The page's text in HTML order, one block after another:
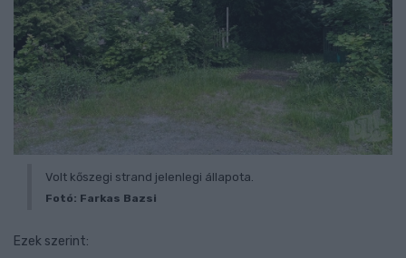
Volt kőszegi strand jelenlegi állapota.
Fotó: Farkas Bazsi
Ezek szerint: